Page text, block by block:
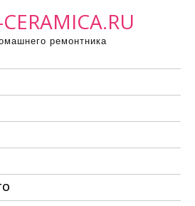
ремонтника